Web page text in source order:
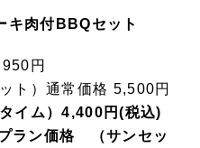
肉付BBQセット
価格 4,950円
常価格 5,500円
イム）4,400円(税込)
ラン価格 （サンセッ